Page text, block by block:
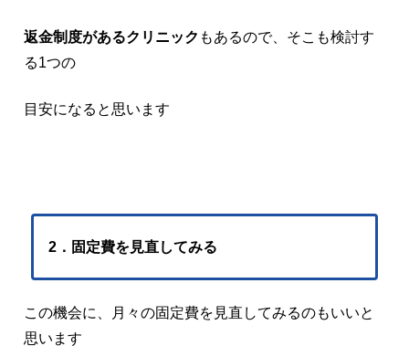
返金制度があるクリニック もあるので、そこも検討す
る1つの
目安になると思います
2．固定費を見直してみる
この機会に、月々の固定費を見直してみるのもいいと
思います